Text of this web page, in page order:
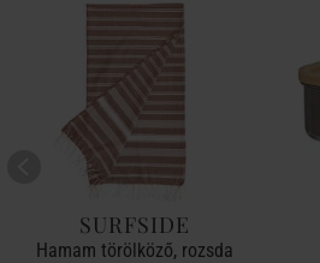
SURFSIDE
Hamam törölköző, rozsda